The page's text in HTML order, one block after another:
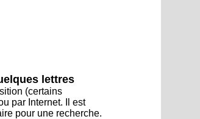
lettres
(certains
par Internet. Il est
pour une recherche.